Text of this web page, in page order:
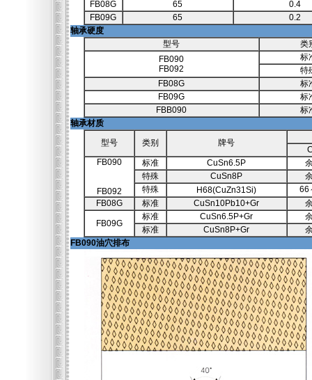
FB08G
65
0.4
FB09G
65
0.2
轴承硬度
型号
类
FB090
FB092
标
特
FB08G
标
FB09G
标
FBB090
标
轴承材质
型号
类别 牌号
FB090
FB092
标准 CuSn6.5P
特殊
CuSn8P
特殊
H68(CuZn31Si)
66
FB08G
标准 CuSn10Pb10+Gr
FB09G
标准 CuSn6.5P+Gr
标准
CuSn8P+Gr
FB090油穴排布